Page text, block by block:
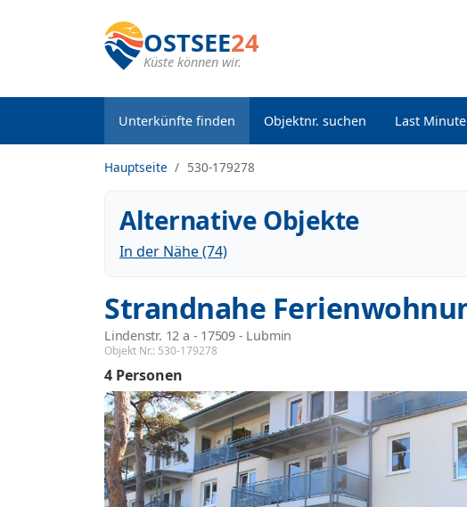
OSTSEE24
Küste können wir.
Unterkünfte finden Objektnr. suchen Last Minute
Hauptseite 530-179278
Alternative Objekte
In der Nähe (74)
Strandnahe
Lindenstr. 12 a - 17509 - Lubmin
Objekt Nr.: 530-179278
4 Personen